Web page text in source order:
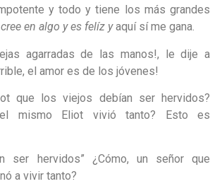
y todo y tiene los más grandes
en algo y es felíz yaquí sí me gana.
agarradas de las manos!, le dije a
el amor es de los jóvenes!
que los viejos debían ser hervidos?
el mismo Eliot vivió tanto? Esto es
ser hervidos” ¿Cómo, un señor que
a vivir tanto?